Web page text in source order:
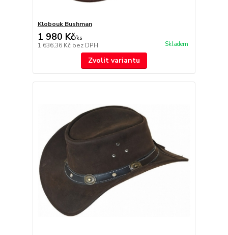
Klobouk Bushman
1 980 Kč/ks
1 636,36 Kč bez DPH Skladem
Zvolit variantu